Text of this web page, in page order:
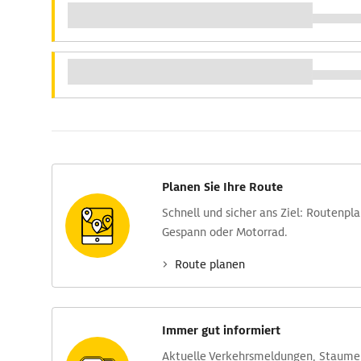
Planen Sie Ihre Route
Schnell und sicher ans Ziel:
Gespann oder Motorrad.
Route planen
Immer gut informiert
Aktuelle Verkehrs­meldungen,